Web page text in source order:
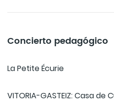
Concierto pedagógico
La Petite Écurie
VITORIA-GASTEIZ: Casa